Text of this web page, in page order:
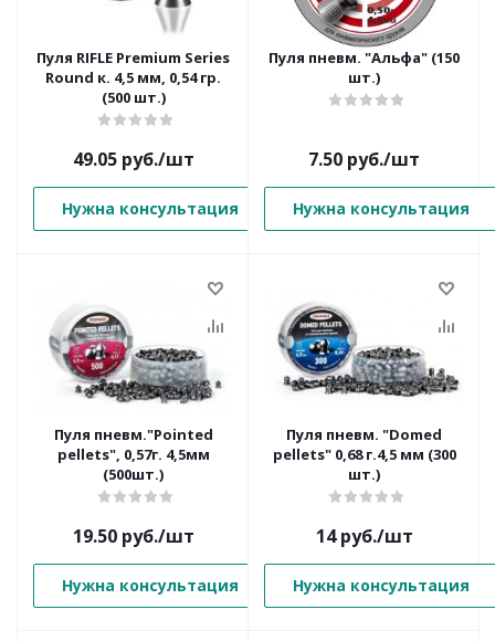
Пуля RIFLE Premium Series
Round к. 4,5 мм, 0,54 гр.
(500 шт.)
49.05руб./шт
Нужна консультация
Пуля пневм. "Альфа" (150
шт.)
7.50 руб./шт
Нужна консультация
Пуля пневм."Pointed
pellets", 0,57г. 4,5мм
(500шт.)
19.50руб./шт
Нужна консультация
Пуля пневм. "Domed
pellets" 0,68 г.4,5 мм (300
шт.)
14руб./шт
Нужна консультация